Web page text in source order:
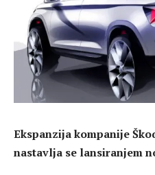
Ekspanzija kompanije
nastavlja se lansiranjem